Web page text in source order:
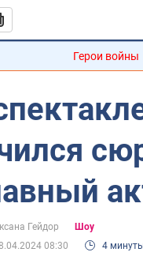
Герои войны
Гейдор
Шоу
08:30
4